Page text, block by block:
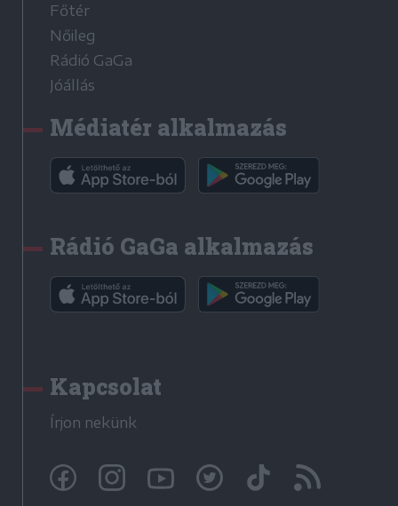
Főtér
Nőileg
Rádió GaGa
Jóállás
Médiatér alkalmazás
Rádió GaGa alkalmazás
Kapcsolat
Írjon nekünk